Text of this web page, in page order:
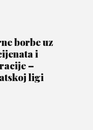
borbe uz
i
–
ligi